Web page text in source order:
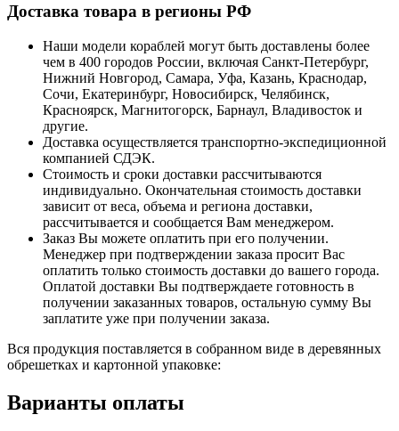
Доставка товара в регионы РФ
Наши модели кораблей могут быть доставлены более
чем в 400 городов России, включая Санкт-Петербург,
Нижний Новгород, Самара, Уфа, Казань, Краснодар,
Сочи, Екатеринбург, Новосибирск, Челябинск,
Красноярск, Магнитогорск, Барнаул, Владивосток и
другие.
Доставка осуществляется транспортно-экспедиционной
компанией СДЭК.
Стоимость и сроки доставки рассчитываются
индивидуально. Окончательная стоимость доставки
зависит от веса, объема и региона доставки,
рассчитывается и сообщается Вам менеджером.
Заказ Вы можете оплатить при его получении.
Менеджер при подтверждении заказа просит Вас
оплатить только стоимость доставки до вашего города.
Оплатой доставки Вы подтверждаете готовность в
получении заказанных товаров, остальную сумму Вы
заплатите уже при получении заказа.
Вся продукция поставляется в собранном виде в деревянных
обрешетках и картонной упаковке:
Варианты оплаты